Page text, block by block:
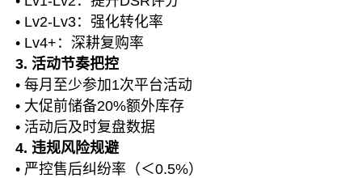
• Lv2-Lv3：强化转化率
• Lv4+：深耕复购率
3. 活动节奏把控
• 每月至少参加1次平台活动
• 大促前储备20%额外库存
• 活动后及时复盘数据
4. 违规风险规避
• 严控售后纠纷率（＜0.5%）